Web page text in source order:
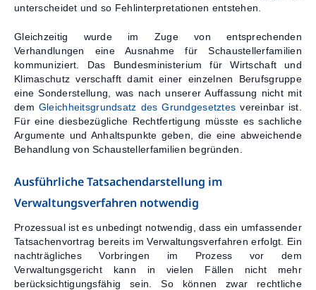
unterscheidet und so Fehlinterpretationen entstehen.
Gleichzeitig wurde im Zuge von entsprechenden
Verhandlungen eine Ausnahme für Schaustellerfamilien
kommuniziert. Das Bundesministerium für Wirtschaft und
Klimaschutz verschafft damit einer einzelnen Berufsgruppe
eine Sonderstellung, was nach unserer Auffassung nicht mit
dem Gleichheitsgrundsatz des Grundgesetztesvereinbar ist.
Für eine diesbezügliche Rechtfertigung müsste es sachliche
Argumente und Anhaltspunkte geben, die eine abweichende
Behandlung von Schaustellerfamilien begründen.
Ausführliche Tatsachendarstellung im
Verwaltungsverfahren notwendig
Prozessual ist es unbedingt notwendig, dass ein umfassender
Tatsachenvortrag bereits im Verwaltungsverfahren erfolgt. Ein
nachträgliches Vorbringen im Prozess vor dem
Verwaltungsgericht kann in vielen Fällen nicht mehr
berücksichtigungsfähig sein. So können zwar rechtliche